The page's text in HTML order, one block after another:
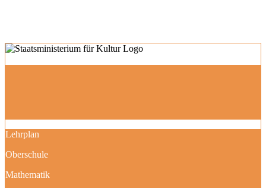
Lehrplan
Oberschule
Mathematik